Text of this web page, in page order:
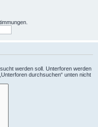
werden soll. Unterforen werden
durchsuchen“ unten nicht